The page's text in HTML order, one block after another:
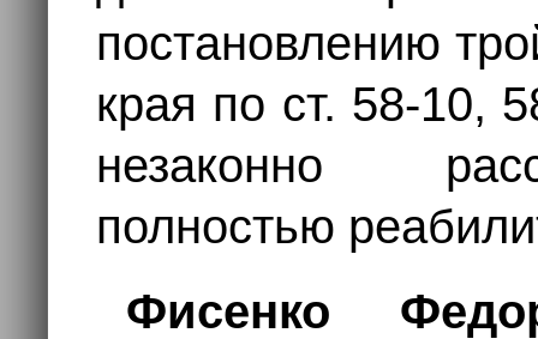
постановлению
края по ст. 58-10,
незаконно
полностью
Фисенко